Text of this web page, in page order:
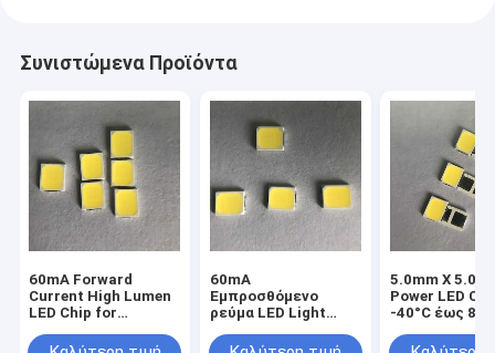
Συνιστώμενα Προϊόντα
60mA Forward
Current High Lumen
LED Chip for
Outdoor Light
60mA
Εμπροσθόμενο
ρεύμα LED Light
3000K 6000K για
5.0mm X
Power LED
-40°C έως
εμπορικές